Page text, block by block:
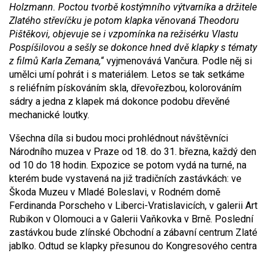
Holzmann. Poctou tvorbě kostýmního výtvarníka a držitele
Zlatého střevíčku je potom klapka věnovaná Theodoru
Pištěkovi, objevuje se i vzpomínka na režisérku Vlastu
Pospíšilovou a sešly se dokonce hned dvě klapky s tématy
z filmů Karla Zemana,“ vyjmenovává Vančura. Podle něj si
umělci umí pohrát i s materiálem. Letos se tak setkáme
s reliéfním pískováním skla, dřevořezbou, kolorováním
sádry a jedna z klapek má dokonce podobu dřevěné
mechanické loutky.
Všechna díla si budou moci prohlédnout návštěvníci
Národního muzea v Praze od 18. do 31. března, každý den
od 10 do 18 hodin. Expozice se potom vydá na turné, na
kterém bude vystavená na již tradičních zastávkách: ve
Škoda Muzeu v Mladé Boleslavi, v Rodném domě
Ferdinanda Porscheho v Liberci-Vratislavicích, v galerii Art
Rubikon v Olomouci a v Galerii Vaňkovka v Brně. Poslední
zastávkou bude zlínské Obchodní a zábavní centrum Zlaté
jablko. Odtud se klapky přesunou do Kongresového centra